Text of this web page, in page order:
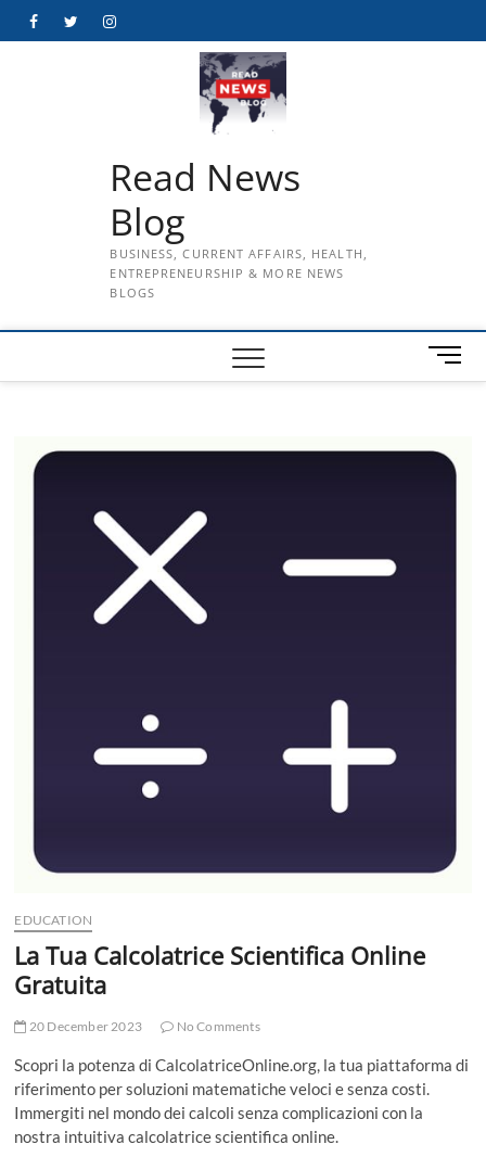
FacebookTwitterInstagram
Read News
Blog
BUSINESS, CURRENT AFFAIRS, HEALTH,
ENTREPRENEURSHIP & MORE NEWS
BLOGS
M
e
B
EDUCATION
La Tua Calcolatrice Scientifica Online
Gratuita
20 December 2023 No Comments
Scopri la potenza di CalcolatriceOnline.org, la tua piattaforma di
riferimento per soluzioni matematiche veloci e senza costi.
Immergiti nel mondo dei calcoli senza complicazioni con la
nostra intuitiva calcolatrice scientifica online.